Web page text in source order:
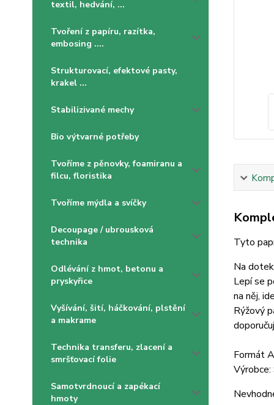
textil, hedvání, ...
Tvoření z papíru, razítka,
embosing ....
Strukturovací, efektové pasty,
krakel ...
Stabilizivané mechy
Bio výtvarné potřeby
Tvoříme z pěnovky, foamiranu a
filcu, floristika
Tvoříme mýdla a svíčky
Decoupage / ubrousková
technika
Odlévání z hmot, betonu a
pryskyřice
Vyšívání, šití, háčkování, plstění
a makrame
Technika transferu, zlacení a
smršťovací folie
Samotvrdnoucí a zapékací
hmoty
Tyto
Na
Lepí se
na něj,
Rýžový
Formát